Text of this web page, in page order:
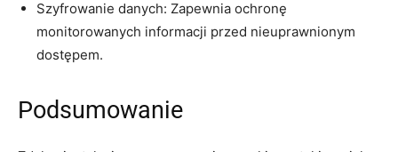
Szyfrowanie danych: Zapewnia ochronę
monitorowanych informacji przed nieuprawnionym
dostępem.
Podsumowanie